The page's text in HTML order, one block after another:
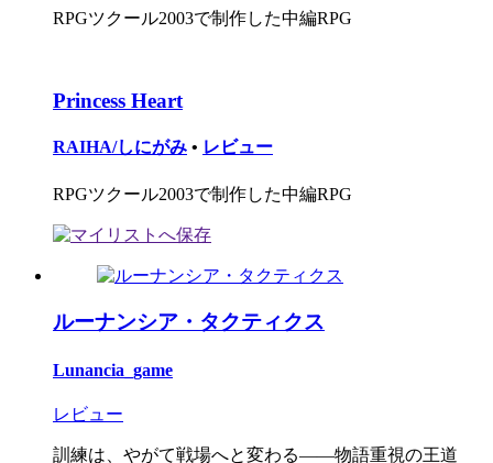
RPGツクール2003で制作した中編RPG
Princess Heart
RAIHA/しにがみ • レビュー
RPGツクール2003で制作した中編RPG
ルーナンシア・タクティクス
Lunancia_game
レビュー
訓練は、やがて戦場へと変わる――物語重視の王道